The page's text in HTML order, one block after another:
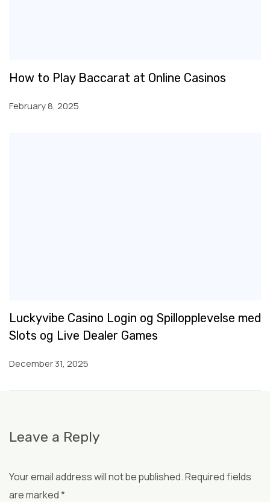
How to Play Baccarat at Online Casinos
February 8, 2025
Luckyvibe Casino Login og Spillopplevelse med
Slots og Live Dealer Games
December 31, 2025
Leave a Reply
Your email address will not be published.Required fields
are marked*